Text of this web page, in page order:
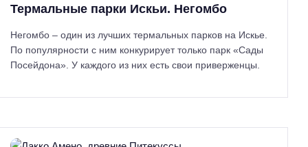
Термальные парки Искьи. Негомбо
Негомбо – один из лучших термальных парков на Искье.
По популярности с ним конкурирует только парк «Сады
Посейдона». У каждого из них есть свои приверженцы.